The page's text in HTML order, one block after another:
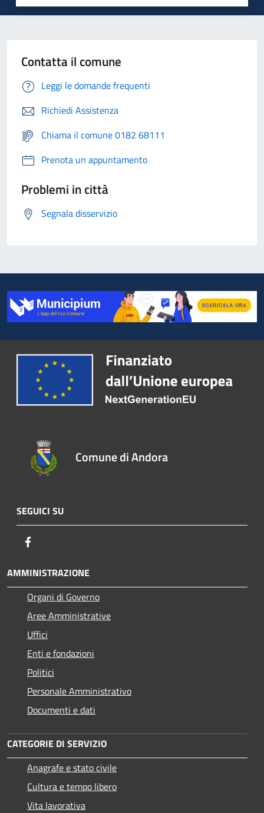
Contatta il comune
Leggi le domande frequenti
Richiedi Assistenza
Chiama il comune 0182 68111
Prenota un appuntamento
Problemi in città
Segnala disservizio
Comune di Andora
SEGUICI SU
AMMINISTRAZIONE
Organi di Governo
Aree Amministrative
Uffici
Enti e fondazioni
Politici
Personale Amministrativo
Documenti e dati
CATEGORIE DI SERVIZIO
Anagrafe e stato civile
Cultura e tempo libero
Vita lavorativa